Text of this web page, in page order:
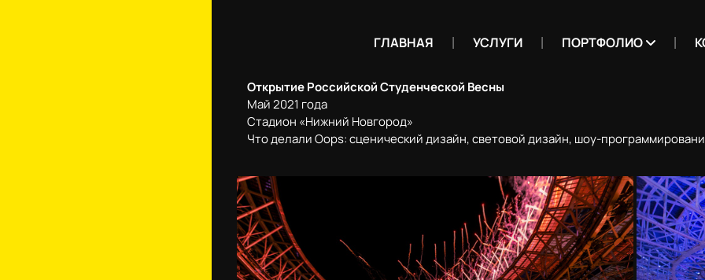
ГЛАВНАЯ УСЛУГИ ПОРТФОЛИО
Открытие Российской Студенческой Весны
Май 2021 года
Стадион «Нижний Новгород»
Что делали Oops: сценический дизайн, световой дизайн, шоу-